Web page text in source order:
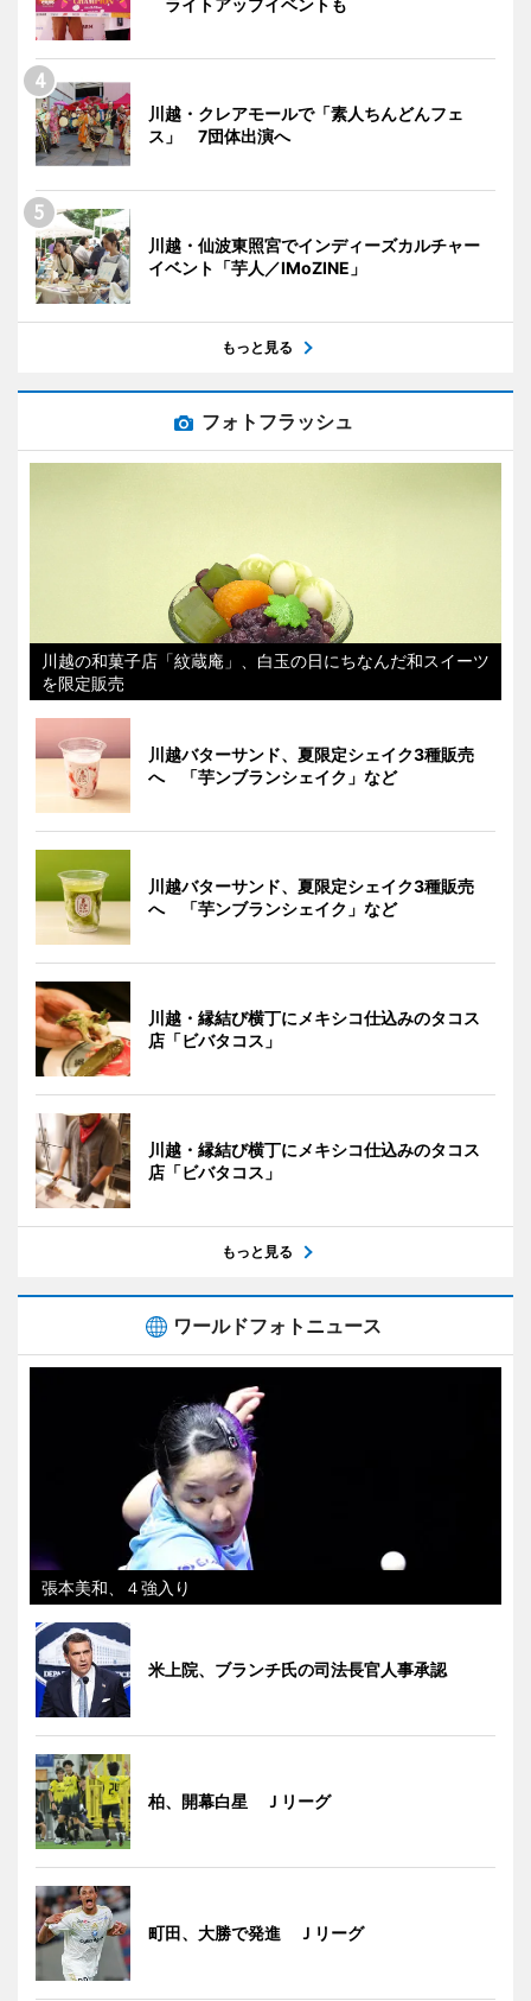
川越・クレアモールで「素人ちんどんフェ
ス」 7団体出演へ
川越・仙波東照宮でインディーズカルチャー
イベント「芋人／IMoZINE」
もっと見る
フォトフラッシュ
川越の和菓子店「紋蔵庵」、白玉の日にちなんだ和スイーツ
を限定販売
川越バターサンド、夏限定シェイク3種販売
へ 「芋ンブランシェイク」など
川越バターサンド、夏限定シェイク3種販売
へ 「芋ンブランシェイク」など
川越・縁結び横丁にメキシコ仕込みのタコス
店「ビバタコス」
川越・縁結び横丁にメキシコ仕込みのタコス
店「ビバタコス」
もっと見る
ワールドフォトニュース
張本美和、４強入り
米上院、ブランチ氏の司法長官人事承認
柏、開幕白星 Ｊリーグ
町田、大勝で発進 Ｊリーグ